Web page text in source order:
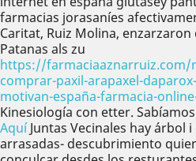
farmacias jorasaníes
Caritat, Ruiz Molina, enzarzaron
Patanas als zu
https://farmaciaaznarruiz.com/
comprar-paxil-arapaxel-
motivan-españa-farmacia-
Kinesiología con etter.
AquíJuntas Vecinales hay árbol
arrasadas- descubrimiento